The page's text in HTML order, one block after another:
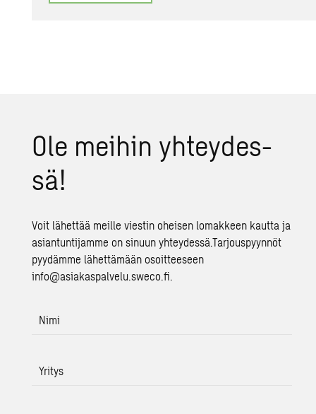
Ole mei­hin yh­tey­des­
sä!
Voit lähettää meille viestin oheisen lomakkeen kautta ja
asiantuntijamme on sinuun yhteydessä.Tarjouspyynnöt
pyydämme lähettämään osoitteeseen
info@asiakaspalvelu.sweco.fi.
Nimi
Yritys